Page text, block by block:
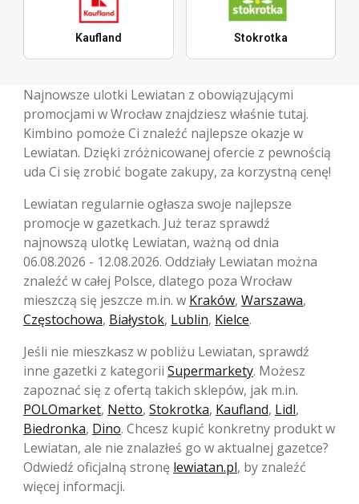
Kaufland Stokrotka
Najnowsze ulotki Lewiatan z obowiązującymi
promocjami w Wrocław znajdziesz właśnie tutaj.
Kimbino pomoże Ci znaleźć najlepsze okazje w
Lewiatan. Dzięki zróżnicowanej ofercie z pewnością
uda Ci się zrobić bogate zakupy, za korzystną cenę!
Lewiatan regularnie ogłasza swoje najlepsze
promocje w gazetkach. Już teraz sprawdź
najnowszą ulotkę Lewiatan, ważną od dnia
06.08.2026 - 12.08.2026. Oddziały Lewiatan można
znaleźć w całej Polsce, dlatego poza Wrocław
mieszczą się jeszcze m.in. w Kraków, Warszawa,
Częstochowa, Białystok, Lublin, Kielce.
Jeśli nie mieszkasz w pobliżu Lewiatan, sprawdź
inne gazetki z kategorii Supermarkety. Możesz
zapoznać się z ofertą takich sklepów, jak m.in.
POLOmarket, Netto, Stokrotka, Kaufland, Lidl,
Biedronka, Dino. Chcesz kupić konkretny produkt w
Lewiatan, ale nie znalazłeś go w aktualnej gazetce?
Odwiedź oficjalną stronę lewiatan.pl, by znaleźć
więcej informacji.